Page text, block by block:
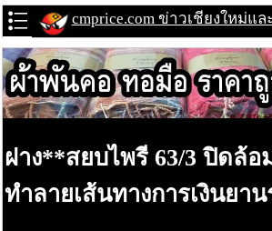
cmprice.com ข่าวเชียงใหม่แ
ฝาง**สยบไพรี 63/3 ปิดล้
ทำลายเส้นทางการเงินยา